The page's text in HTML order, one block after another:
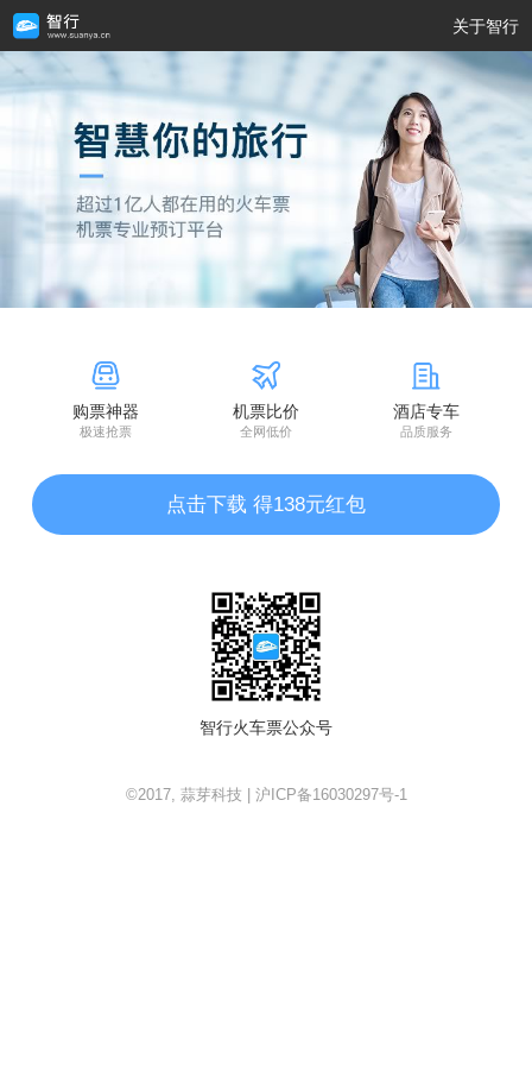
关于智行
购票神器
极速抢票
机票比价
全网低价
酒店专车
品质服务
点击下载 得138元红包
智行火车票公众号
©2017, 蒜芽科技 | 沪ICP备16030297号-1